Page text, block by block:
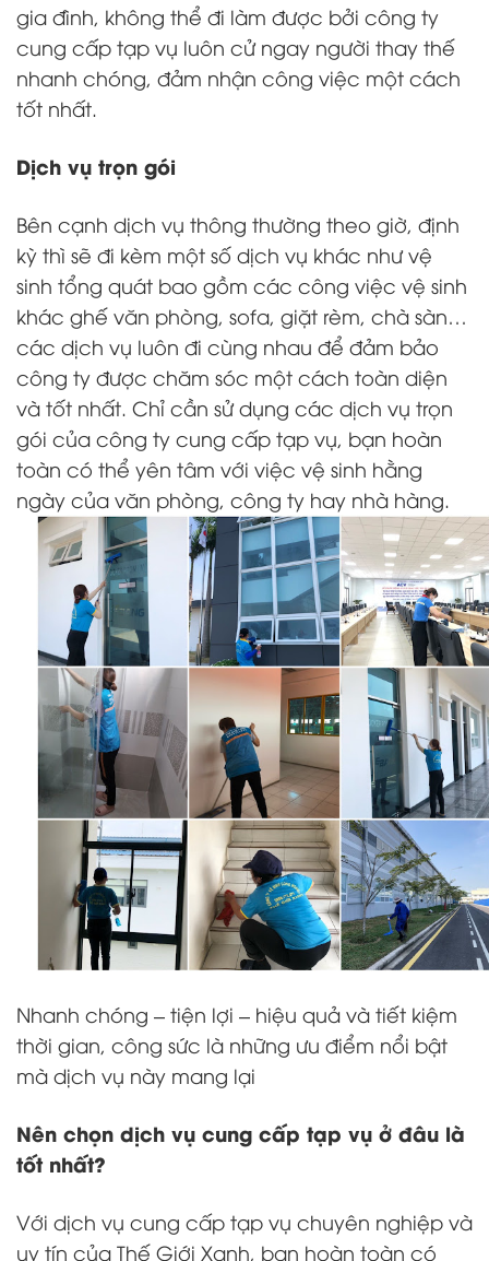
gia đình, không thể đi làm được bởi công ty
cung cấp tạp vụ luôn cử ngay người thay thế
nhanh chóng, đảm nhận công việc một cách
tốt nhất.
Dịch vụ trọn gói
Bên cạnh dịch vụ thông thường theo giờ, định
kỳ thì sẽ đi kèm một số dịch vụ khác như vệ
sinh tổng quát bao gồm các công việc vệ sinh
khác ghế văn phòng, sofa, giặt rèm, chà sàn…
các dịch vụ luôn đi cùng nhau để đảm bảo
công ty được chăm sóc một cách toàn diện
và tốt nhất. Chỉ cần sử dụng các dịch vụ trọn
gói của công ty cung cấp tạp vụ, bạn hoàn
toàn có thể yên tâm với việc vệ sinh hằng
ngày của văn phòng, công ty hay nhà hàng.
Nhanh chóng – tiện lợi – hiệu quả và tiết kiệm
thời gian, công sức là những ưu điểm nổi bật
mà dịch vụ này mang lại
Nên chọn dịch vụ cung cấp tạp vụ ở đâu là
tốt nhất?
Với dịch vụ cung cấp tạp vụ chuyên nghiệp và
uy tín của Thế Giới Xanh, bạn hoàn toàn có